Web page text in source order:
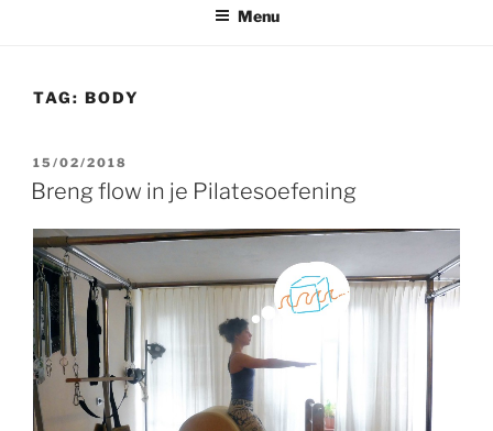
Menu
TAG: BODY
POSTED
ON
15/02/2018
Breng flow in je Pilatesoefening